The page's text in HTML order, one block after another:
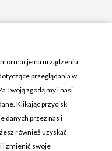
na urządzeniu
przeglądania w
Twoją zgodą my i nasi
Klikając przycisk
danych przez nas i
również uzyskać
i zmienić swoje